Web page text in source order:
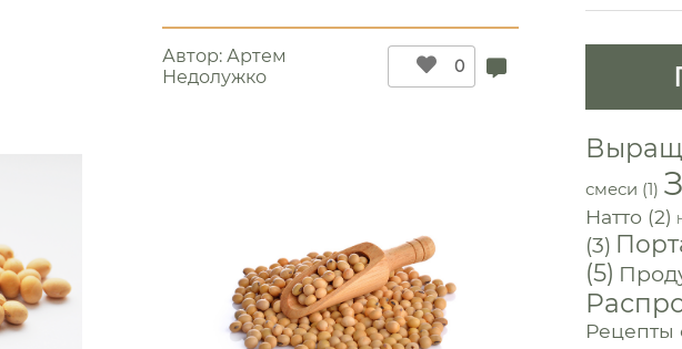
Автор: Артем
Недолужко
0
смеси (1)
Натто(2)
(3)
(5)
Рецепты